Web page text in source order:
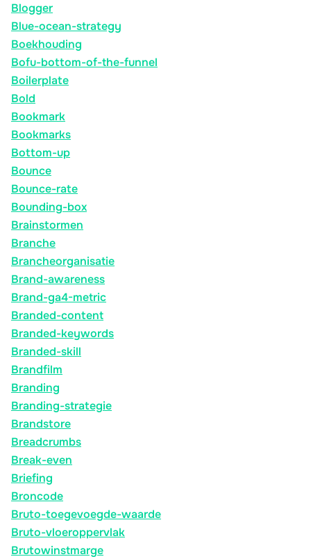
Blogger
Blue-ocean-strategy
Boekhouding
Bofu-bottom-of-the-funnel
Boilerplate
Bold
Bookmark
Bookmarks
Bottom-up
Bounce
Bounce-rate
Bounding-box
Brainstormen
Branche
Brancheorganisatie
Brand-awareness
Brand-ga4-metric
Branded-content
Branded-keywords
Branded-skill
Brandfilm
Branding
Branding-strategie
Brandstore
Breadcrumbs
Break-even
Briefing
Broncode
Bruto-toegevoegde-waarde
Bruto-vloeroppervlak
Brutowinstmarge